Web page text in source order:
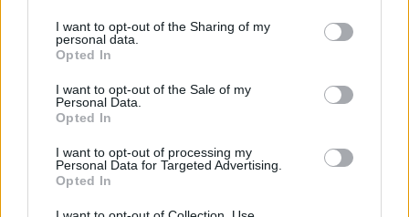
not limited to your visit or usage behaviour. You may click to
grant or deny consent to Google and its third-party tags to
use your data for below specified purposes in below Google
consent section.
I want to opt-out of the Sharing of my
personal data.
Opted In
I want to opt-out of the Sale of my
Personal Data.
Opted In
I want to opt-out of processing my
Personal Data for Targeted Advertising.
Opted In
A vádlottak padján voltam, de
büszke voltam rá
2016. október 20.
Fizikai és mentális bántalmazás után került a
vádlottak padjára állami gondozott ügyfelünk,
Norbert. Az állami gondoskodás ahelyett, hogy